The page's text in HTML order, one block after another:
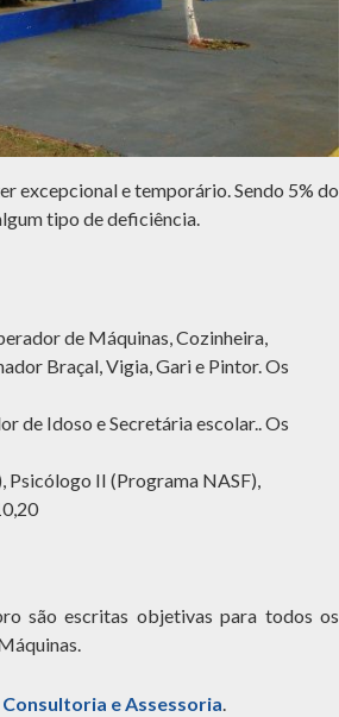
excepcional e temporário. Sendo 5% do
tipo de deficiência.
de Máquinas, Cozinheira,
Braçal, Vigia, Gari e Pintor. Os
de Idoso e Secretária escolar.. Os
II (Programa NASF),
são escritas objetivas para todos os
Consultoria e Assessoria.